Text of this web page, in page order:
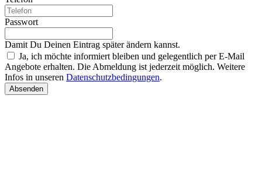
Passwort
Damit Du Deinen Eintrag später ändern kannst.
Ja, ich möchte informiert bleiben und gelegentlich per E-Mail
Angebote erhalten. Die Abmeldung ist jederzeit möglich. Weitere
Infos in unseren Datenschutzbedingungen.
Absenden